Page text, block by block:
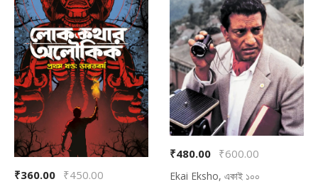
₹360.00 ₹450.00
₹480.00 ₹600.00
Ekai Eksho, একাই ১০০